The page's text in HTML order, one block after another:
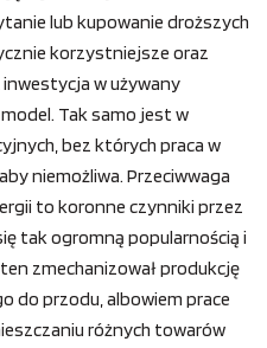
lub kupowanie droższych
korzystniejsze oraz
w używany
Tak samo jest w
bez których praca w
niemożliwa. Przeciwwaga
to koronne czynniki przez
tak ogromną popularnością i
zmechanizował produkcję
do przodu, albowiem prace
różnych towarów